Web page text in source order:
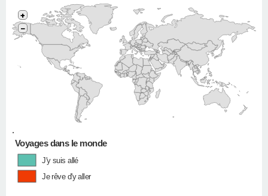
•
+
−
Voyages dans le monde
J'y suis allé
Je rêve d'y aller